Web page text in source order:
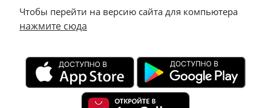
Чтобы перейти на версию сайта для компьютера
нажмите сюда